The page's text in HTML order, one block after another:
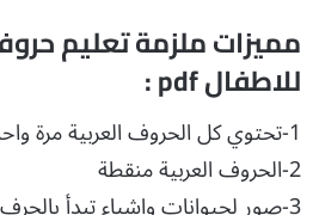
مميزات ملزمة تعليم
للاطفال pdf :
1-تحتوي كل الحروف العربية مرة واحدة
2-الحروف العربية منقطة